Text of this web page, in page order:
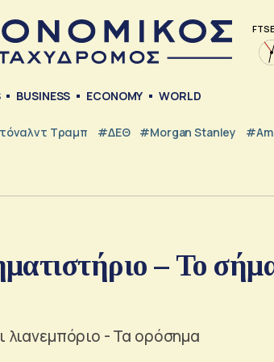
BUSINESS ECONOMY WORLD
Τραμπ #ΔΕΘ #Morgan Stanley
– Το
λιανεμπόριο - Τα ορόσημα